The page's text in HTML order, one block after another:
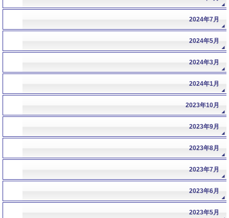
2024年7月
2024年5月
2024年3月
2024年1月
2023年10月
2023年9月
2023年8月
2023年7月
2023年6月
2023年5月